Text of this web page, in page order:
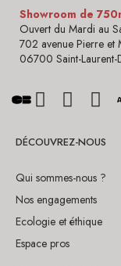
Showroom de
Ouvert du Mardi au
702 avenue Pierre et
06700 Saint-Laurent-
DÉCOUVREZ-NOUS
Qui sommes-nous ?
Nos engagements
Ecologie et éthique
Espace pros